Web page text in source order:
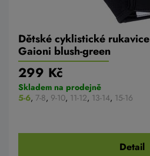
Dětské cyklistické
Gaioni blush-green
299 Kč
Skladem na prodejně
5-6, 7-8, 9-10, 11-12, 13-14, 15-16
Detail